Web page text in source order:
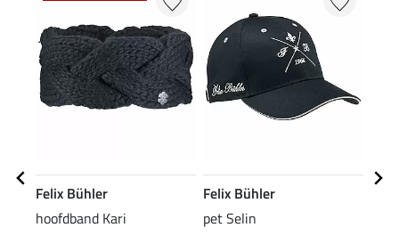
Felix Bühler
hoofdband Kari
Felix Bühler
pet Selin